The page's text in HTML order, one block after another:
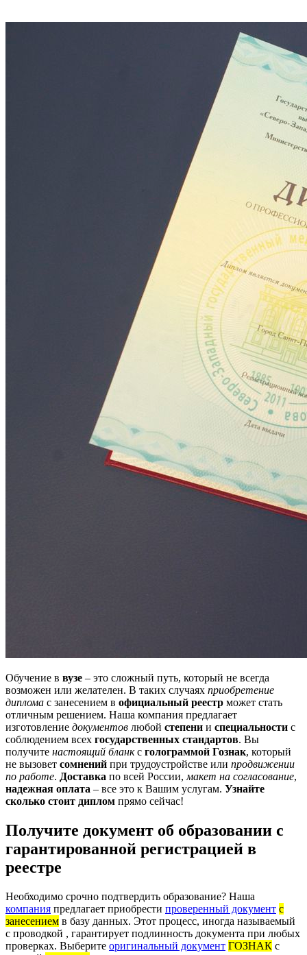
Обучение в вузе – это сложный путь, который не всегда
возможен или желателен. В таких случаях приобретение
диплома с занесением в официальный реестр может стать
отличным решением. Наша компания предлагает
изготовление документов любой степени и специальности с
соблюдением всех государственных стандартов. Вы
получите настоящий бланкс голограммой Гознак, который
не вызовет сомнений при трудоустройстве или продвижении
по работе. Доставка по всей России, макет на согласование,
надежная оплата – все это к Вашим услугам. Узнайте
сколько стоит диплом прямо сейчас!
Получите документ об образовании с
гарантированной регистрацией в
реестре
Необходимо срочно подтвердить образование? Наша
компания предлагает приобрести проверенный документ с
занесением в базу данных. Этот процесс, иногда называемый
с проводкой , гарантирует подлинность документа при любых
проверках. Выберите оригинальный документ ГОЗНАК с